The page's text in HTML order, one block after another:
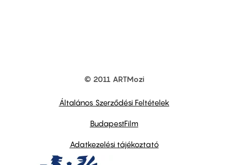
© 2011 ARTMozi
Általános Szerződési Feltételek
BudapestFilm
Adatkezelési tájékoztató